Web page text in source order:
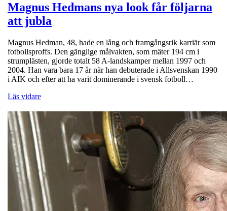
Magnus Hedmans nya look får följarna
att jubla
Magnus Hedman, 48, hade en lång och framgångsrik karriär som
fotbollsproffs. Den gänglige målvakten, som mäter 194 cm i
strumplästen, gjorde totalt 58 A-landskamper mellan 1997 och
2004. Han vara bara 17 år när han debuterade i Allsvenskan 1990
i AIK och efter att ha varit dominerande i svensk fotboll…
Läs vidare